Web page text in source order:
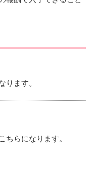
ります。
ちらになります。